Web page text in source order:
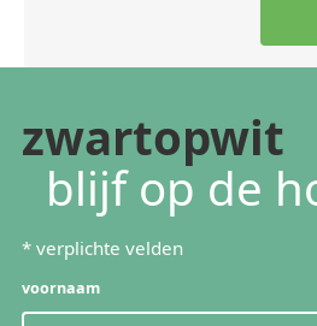
zwartopwit
blijf op de
* verplichte velden
voornaam